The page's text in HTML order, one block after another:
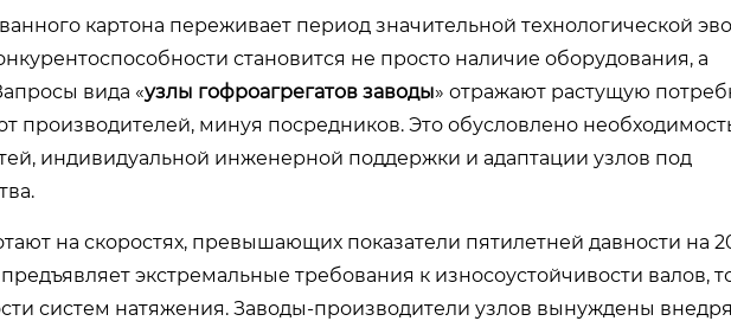
картона переживает период значительной технологической
становится не просто наличие оборудования, а
вида «узлы гофроагрегатов заводы» отражают растущую
производителей, минуя посредников. Это обусловлено
индивидуальной инженерной поддержки и адаптации узлов под
на скоростях, превышающих показатели пятилетней давности на
экстремальные требования к износоустойчивости валов,
систем натяжения. Заводы-производители узлов вынуждены